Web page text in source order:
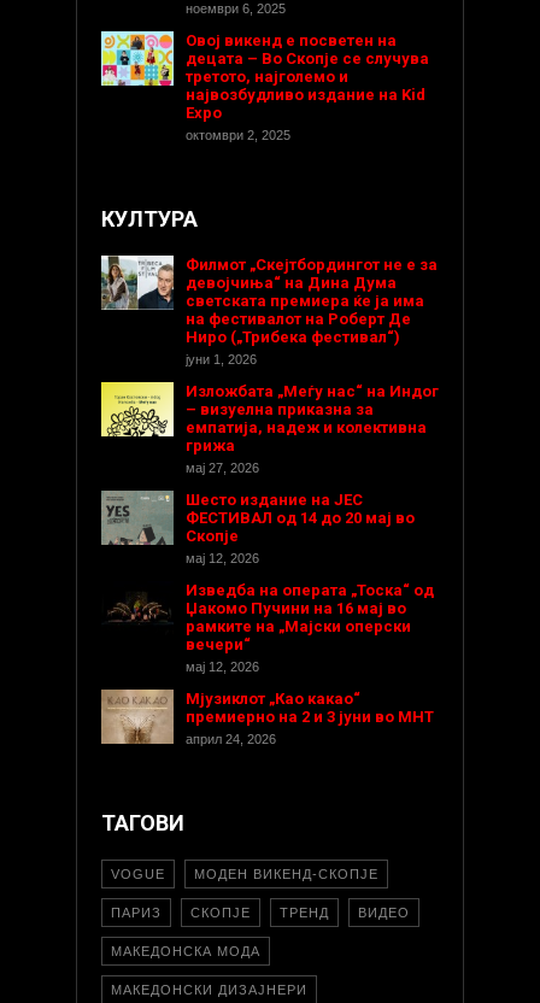
ноември 6, 2025
Овој викенд е посветен на
децата – Во Скопје се случува
третото, најголемо и
највозбудливо издание на Kid
Expo
октомври 2, 2025
КУЛТУРА
Филмот „Скејтбордингот не е за
девојчиња“ на Дина Дума
светската премиера ќе ја има
на фестивалот на Роберт Де
Ниро („Трибека фестивал“)
јуни 1, 2026
Изложбата „Меѓу нас“ на Индог
– визуелна приказна за
емпатија, надеж и колективна
грижа
мај 27, 2026
Шесто издание на ЈЕС
ФЕСТИВАЛ од 14 до 20 мај во
Скопје
мај 12, 2026
Изведба на операта „Тоска“ од
Џакомо Пучини на 16 мај во
рамките на „Мајски оперски
вечери“
мај 12, 2026
Мјузиклот „Као какао“
премиерно на 2 и 3 јуни во МНТ
април 24, 2026
ТАГОВИ
VOGUE МОДЕН ВИКЕНД-СКОПЈЕ
ПАРИЗ СКОПЈЕ ТРЕНД ВИДЕО
МАКЕДОНСКА МОДА
МАКЕДОНСКИ ДИЗАЈНЕРИ